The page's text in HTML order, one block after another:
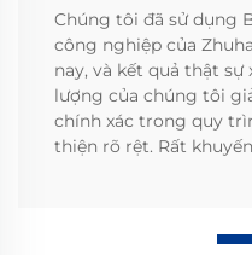
Chúng tôi đã sử dụng
công nghiệp của
nay, và kết quả thật
lượng của chúng tôi
chính xác trong quy
thiện rõ rệt. Rất